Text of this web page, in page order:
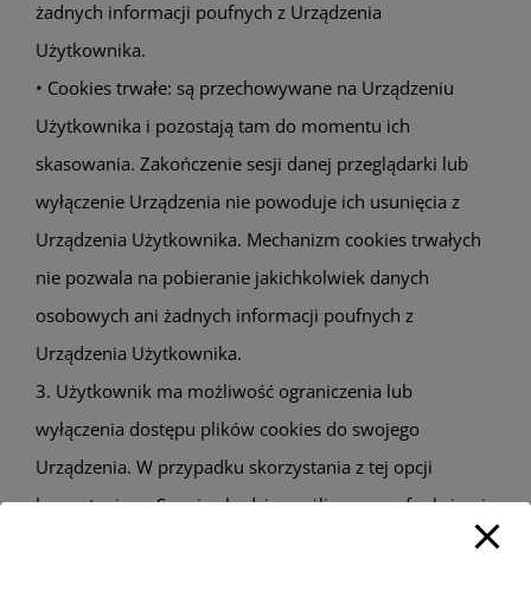
żadnych informacji poufnych z Urządzenia
Użytkownika.
• Cookies trwałe: są przechowywane na Urządzeniu
Użytkownika i pozostają tam do momentu ich
skasowania. Zakończenie sesji danej przeglądarki lub
wyłączenie Urządzenia nie powoduje ich usunięcia z
Urządzenia Użytkownika. Mechanizm cookies trwałych
nie pozwala na pobieranie jakichkolwiek danych
osobowych ani żadnych informacji poufnych z
Urządzenia Użytkownika.
3. Użytkownik ma możliwość ograniczenia lub
wyłączenia dostępu plików cookies do swojego
Urządzenia. W przypadku skorzystania z tej opcji
korzystanie ze Serwisu będzie możliwe, poza funkcjami,